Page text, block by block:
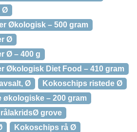
Ø
Økologisk – 500 gram
Ø
Ø – 400 g
Økologisk Diet Food – 410 gram
Ø
Kokoschips ristede Ø
økologiske – 200 gram
grove
Kokoschips rå Ø